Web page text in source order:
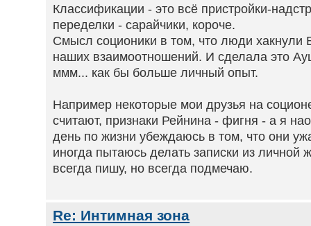
Классификации - это всё пристройки-
переделки - сарайчики, короче.
Смысл соционики в том, что люди хакнули
наших взаимоотношений. И сделала это
ммм... как бы больше личный опыт.
Например некоторые мои друзья на
считают, признаки Рейнина - фигня - а я
день по жизни убеждаюсь в том, что они
иногда пытаюсь делать записки из личной
всегда пишу, но всегда подмечаю.
Re: Интимная зона